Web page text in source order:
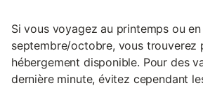
Si vous voyagez au printemps ou en
septembre/octobre, vous trouverez
hébergement disponible. Pour des
dernière minute, évitez cependant